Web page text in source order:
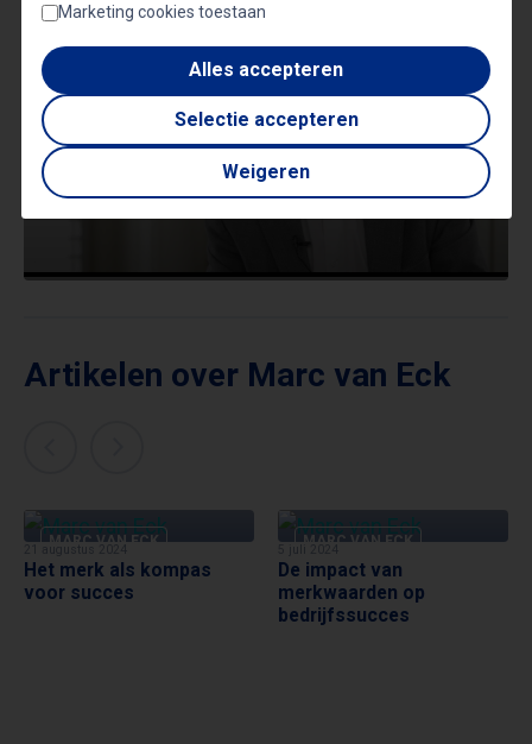
Artikelen over Marc van Eck
MARC VAN ECK
Het merk als kompas
voor succes
MARC VAN ECK
De impact van
merkwaarden op
bedrijfssucces
Marketing cookies toestaan
Alles accepteren
Selectie accepteren
Weigeren